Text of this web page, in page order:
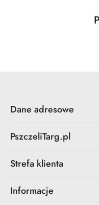
Pomiń karuzelę
Dane adresowe
PszczeliTarg.pl
Strefa klienta
Informacje